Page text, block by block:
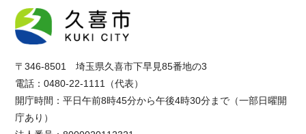
〒346-8501 埼玉県久喜市下早見85番地の3
電話：0480-22-1111（代表）
開庁時間：平日午前8時45分から午後4時30分まで（一部日曜開
庁あり）